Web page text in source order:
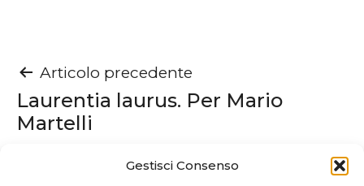
Gestisci Consenso
Navigazione
articoli
Articolo precedente
Laurentia laurus. Per Mario
Martelli
Articolo successivo